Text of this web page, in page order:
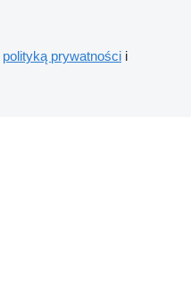
polityką prywatności i